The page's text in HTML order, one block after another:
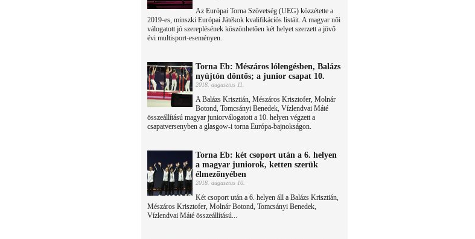
Az Európai Torna Szövetség (UEG) közzétette a
2019-es, minszki Európai Játékok kvalifikációs listáit. A magyar női
válogatott jó szereplésének köszönhetően két helyet szerzett a jövő
évi multisport-eseményen.
Torna Eb: Mészáros lólengésben, Balázs
nyújtón döntős; a junior csapat 10.
2018. augusztus 11.
A Balázs Krisztián, Mészáros Krisztofer, Molnár
Botond, Tomcsányi Benedek, Vízlendvai Máté
összeállítású magyar juniorválogatott a 10. helyen végzett a
csapatversenyben a glasgow-i torna Európa-bajnokságon.
Torna Eb: két csoport után a 6. helyen
a magyar juniorok, ketten szerük
élmezőnyében
2018. augusztus 10.
Két csoport után a 6. helyen áll a Balázs Krisztián,
Mészáros Krisztofer, Molnár Botond, Tomcsányi Benedek,
Vízlendvai Máté összeállítású...